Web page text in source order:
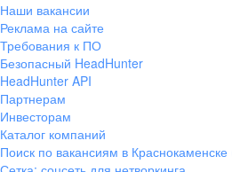
Наши вакансии
Реклама на сайте
Требования к ПО
Безопасный HeadHunter
HeadHunter API
Партнерам
Инвесторам
Каталог компаний
Поиск по вакансиям в